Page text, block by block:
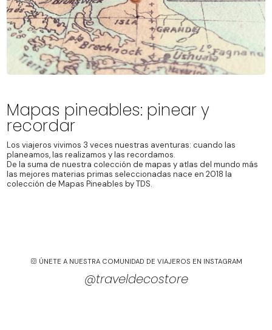
Mapas pineables: pinear y
recordar
Los viajeros vivimos 3 veces nuestras aventuras: cuando las
planeamos, las realizamos y las recordamos.
De la suma de nuestra colección de mapas y atlas del mundo más
las mejores materias primas seleccionadas nace en 2018 la
colección de Mapas Pineables by TDS.
ÚNETE A NUESTRA COMUNIDAD DE VIAJEROS EN INSTAGRAM
@traveldecostore